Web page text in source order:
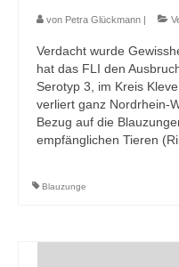
von Petra Glückmann
Verdacht wurde
hat das FLI den
Serotyp 3, im Kreis
verliert ganz Nordrhein-
Bezug auf die
empfänglichen Tieren
Blauzunge